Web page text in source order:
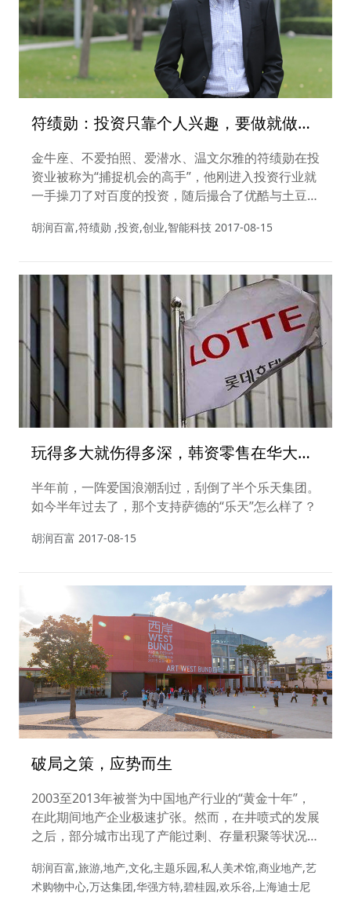
符绩勋：投资只靠个人兴趣，要做就做行
业老大
金牛座、不爱拍照、爱潜水、温文尔雅的符绩勋在投
资业被称为“捕捉机会的高手”，他刚进入投资行业就
一手操刀了对百度的投资，随后撮合了优酷与土豆的
今炙手可热的企业。
胡润百富,符绩勋 ,投资,创业,智能科技 2017-08-15
玩得多大就伤得多深，韩资零售在华大溃
败，乐天只能撑到月底......
半年前，一阵爱国浪潮刮过，刮倒了半个乐天集团。
如今半年过去了，那个支持萨德的“乐天”怎么样了？
胡润百富 2017-08-15
破局之策，应势而生
2003至2013年被誉为中国地产行业的“黄金十年”，
在此期间地产企业极速扩张。然而，在井喷式的发展
之后，部分城市出现了产能过剩、存量积聚等状况。
代与颠覆。而此时，在“双创”时代下备受瞩目的文化
旅游与艺术创意产业蓬勃发展，为众多地产企业献上
胡润百富,旅游,地产,文化,主题乐园,私人美术馆,商业地产,艺
术购物中心,万达集团,华强方特,碧桂园,欢乐谷,上海迪士尼